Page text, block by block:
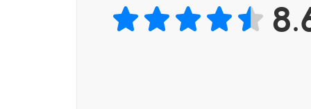
유희, 여러 인물들이 들려주는 별개의 일화들,
이야기를 이끌어가려는 작가의 의도를 분명히 보